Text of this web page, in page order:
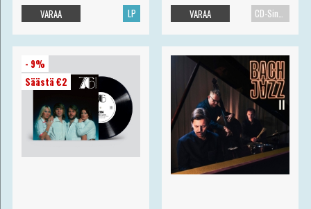
LP
VARAA VARAA
- 9%
Säästä €2